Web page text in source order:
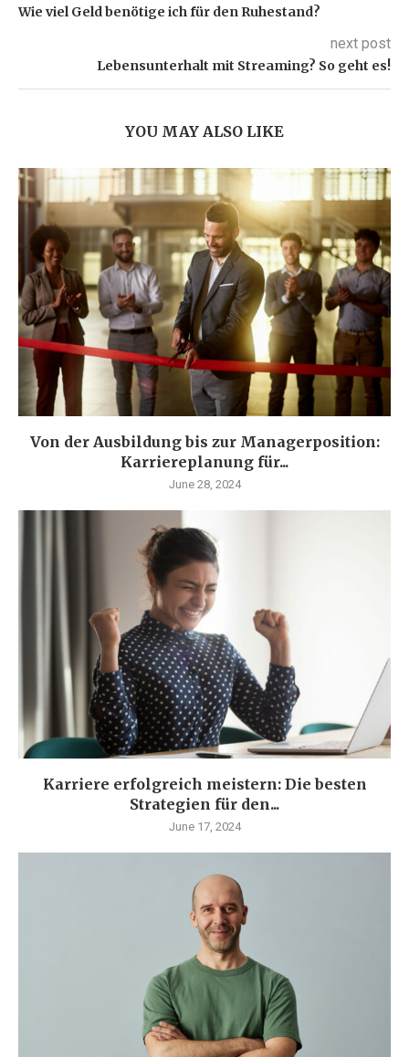
Wie viel Geld benötige ich für den Ruhestand?
next post
Lebensunterhalt mit Streaming? So geht es!
YOU MAY ALSO LIKE
Von der Ausbildung bis zur Managerposition:
Karriereplanung für...
June 28, 2024
Karriere erfolgreich meistern: Die besten
Strategien für den...
June 17, 2024